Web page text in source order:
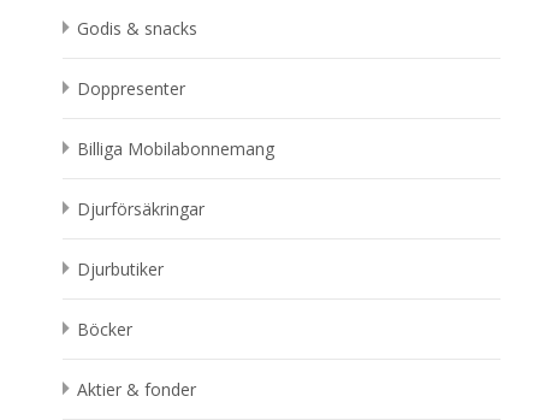
Godis & snacks
Doppresenter
Billiga Mobilabonnemang
Djurförsäkringar
Djurbutiker
Böcker
Aktier & fonder